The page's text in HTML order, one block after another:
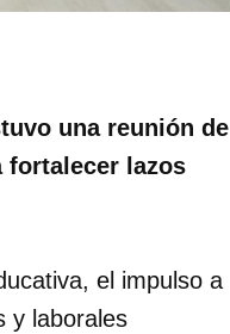
una reunión de
fortalecer lazos
el impulso a
y laborales